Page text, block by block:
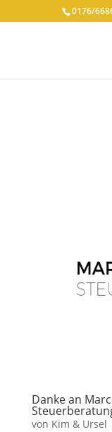
0176/
Danke an
von Kim & Ursel